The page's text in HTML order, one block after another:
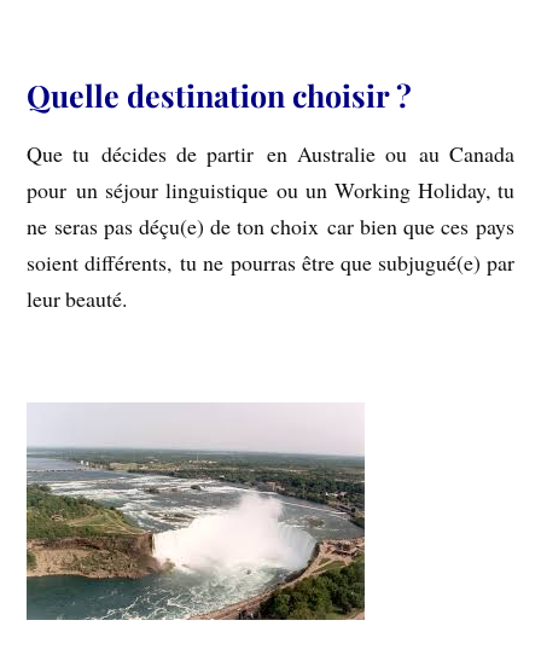
Quelle destination choisir ?
Que tu décides de partir en Australie ou au Canada
pour un séjour linguistique ou un Working Holiday, tu
ne seras pas déçu(e) de ton choix car bien que ces pays
soient différents, tu ne pourras être que subjugué(e) par
leur beauté.